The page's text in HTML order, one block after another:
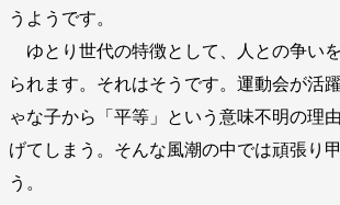
うようです。
ゆとり世代の特徴として、人との争い
られます。それはそうです。運動会が活
ゃな子から「平等」という意味不明の理
げてしまう。そんな風潮の中では頑張り
う。